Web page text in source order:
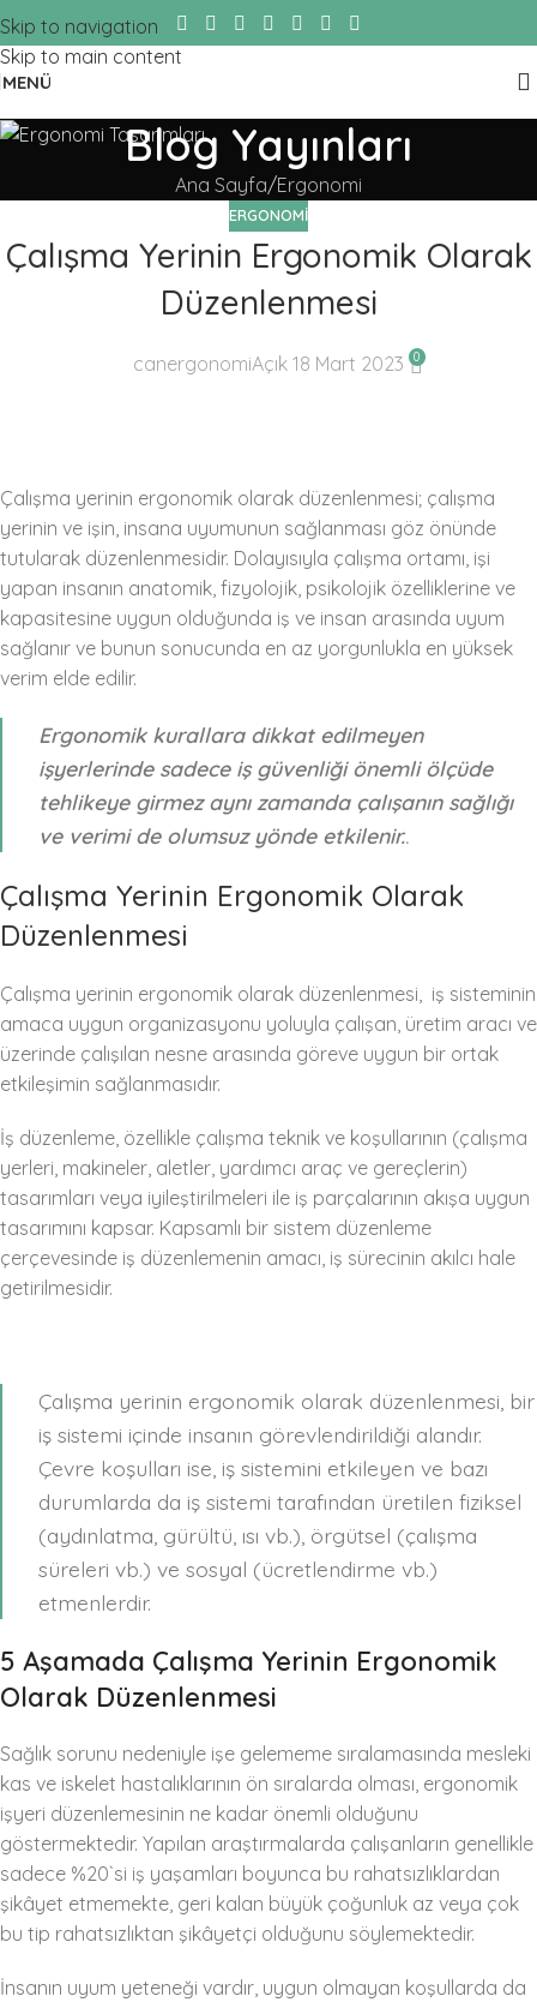
Skip to navigation
Skip to main content
MENÜ
Blog Yayınları
Ana Sayfa Ergonomi
ERGONOMI
Çalışma Yerinin Ergonomik Olarak
Düzenlenmesi
canergonomiAçık 18 Mart 2023 0
Çalışma yerinin ergonomik olarak düzenlenmesi; çalışma
yerinin ve işin, insana uyumunun sağlanması göz önünde
tutularak düzenlenmesidir. Dolayısıyla çalışma ortamı, işi
yapan insanın anatomik, fizyolojik, psikolojik özelliklerine ve
kapasitesine uygun olduğunda iş ve insan arasında uyum
sağlanır ve bunun sonucunda en az yorgunlukla en yüksek
verim elde edilir.
Ergonomik kurallara dikkat edilmeyen
işyerlerinde sadece iş güvenliği önemli ölçüde
tehlikeye girmez aynı zamanda çalışanın sağlığı
ve verimi de olumsuz yönde etkilenir..
Çalışma Yerinin Ergonomik Olarak
Düzenlenmesi
Çalışma yerinin ergonomik olarak düzenlenmesi, iş sisteminin
amaca uygun organizasyonu yoluyla çalışan, üretim aracı ve
üzerinde çalışılan nesne arasında göreve uygun bir ortak
etkileşimin sağlanmasıdır.
İş düzenleme, özellikle çalışma teknik ve koşullarının (çalışma
yerleri, makineler, aletler, yardımcı araç ve gereçlerin)
tasarımları veya iyileştirilmeleri ile iş parçalarının akışa uygun
tasarımını kapsar. Kapsamlı bir sistem düzenleme
çerçevesinde iş düzenlemenin amacı, iş sürecinin akılcı hale
getirilmesidir.
Çalışma yerinin ergonomik olarak düzenlenmesi, bir
iş sistemi içinde insanın görevlendirildiği alandır.
Çevre koşulları ise, iş sistemini etkileyen ve bazı
durumlarda da iş sistemi tarafından üretilen fiziksel
(aydınlatma, gürültü, ısı vb.), örgütsel (çalışma
süreleri vb.) ve sosyal (ücretlendirme vb.)
etmenlerdir.
5 Aşamada Çalışma Yerinin Ergonomik
Olarak Düzenlenmesi
Sağlık sorunu nedeniyle işe gelememe sıralamasında mesleki
kas ve iskelet hastalıklarının ön sıralarda olması, ergonomik
işyeri düzenlemesinin ne kadar önemli olduğunu
göstermektedir. Yapılan araştırmalarda çalışanların genellikle
sadece %20`si iş yaşamları boyunca bu rahatsızlıklardan
şikâyet etmemekte, geri kalan büyük çoğunluk az veya çok
bu tip rahatsızlıktan şikâyetçi olduğunu söylemektedir.
İnsanın uyum yeteneği vardır, uygun olmayan koşullarda da